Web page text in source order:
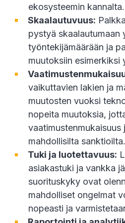
ekosysteemin kannalta.
Skaalautuvuus:
pystyä skaalautumaan
työntekijämäärään ja
muutoksiin esimerkiksi
vaikuttavien lakien ja
muutosten vuoksi
nopeita muutoksia,
vaatimustenmukaisuus
mahdollisilta sanktioilta.
Tuki ja luotettavuus:
asiakastuki ja vankka
suorituskyky ovat
mahdolliset ongelmat
nopeasti ja